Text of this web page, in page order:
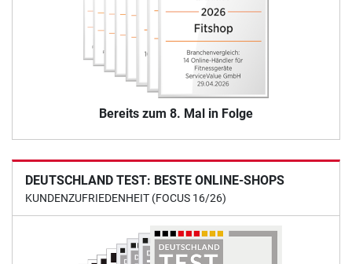
Bereits zum 8. Mal in Folge
DEUTSCHLAND TEST: BESTE ONLINE-SHOPS
KUNDENZUFRIEDENHEIT (FOCUS 16/26)